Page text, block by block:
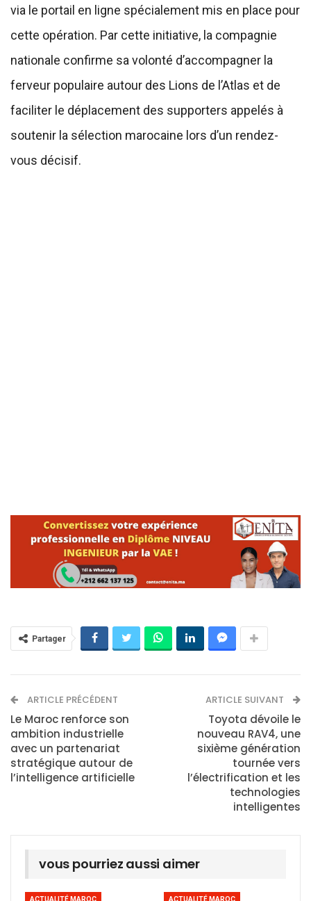
via le portail en ligne spécialement mis en place pour
cette opération. Par cette initiative, la compagnie
nationale confirme sa volonté d’accompagner la
ferveur populaire autour des Lions de l’Atlas et de
faciliter le déplacement des supporters appelés à
soutenir la sélection marocaine lors d’un rendez-
vous décisif.
Partager
ARTICLE PRÉCÉDENT
Le Maroc renforce son
ambition industrielle
avec un partenariat
stratégique autour de
l’intelligence artificielle
ARTICLE SUIVANT
Toyota dévoile le
nouveau RAV4, une
sixième génération
tournée vers
l’électrification et les
technologies
intelligentes
vous pourriez aussi aimer